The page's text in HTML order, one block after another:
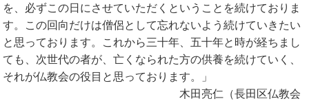
を、必ずこの日にさせていただくということを続けておりま
す。この回向だけは僧侶として忘れないよう続けていきたい
と思っております。これから三十年、五十年と時が経ちまし
ても、次世代の者が、亡くなられた方の供養を続けていく、
それが仏教会の役目と思っております。」
木田亮仁（長田区仏教会